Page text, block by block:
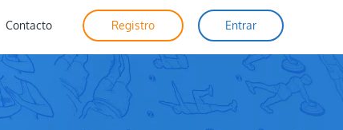
Contacto Registro Entrar